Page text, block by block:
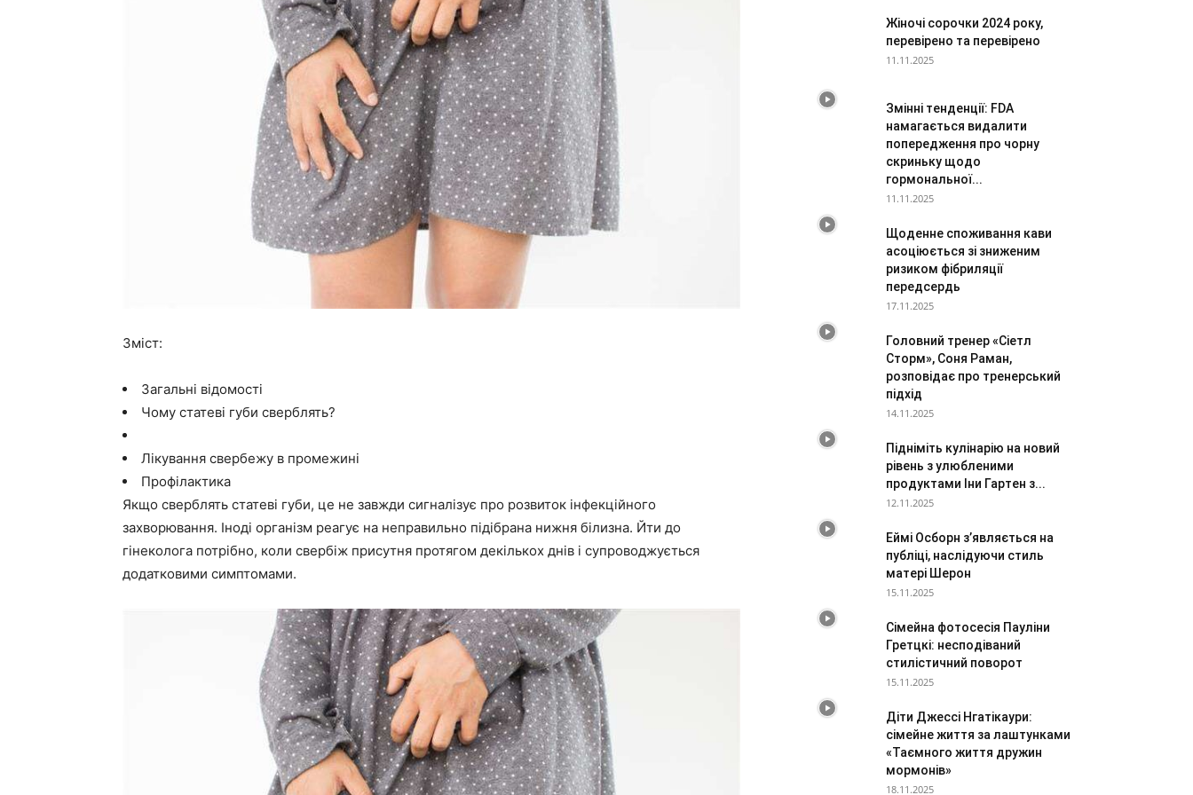
Зміст:
Загальні відомості
Чому статеві губи сверблять?
Лікування свербежу в промежині
Профілактика
Якщо сверблять статеві губи, це не завжди сигналізує про розвиток інфекційного
захворювання. Іноді організм реагує на неправильно підібрана нижня білизна. Йти до
гінеколога потрібно, коли свербіж присутня протягом декількох днів і супроводжується
додатковими симптомами.
Жіночі сорочки 2024 року,
перевірено та перевірено
11.11.2025
Змінні тенденції: FDA
намагається видалити
попередження про чорну
скриньку щодо
гормональної...
11.11.2025
Щоденне споживання кави
асоціюється зі зниженим
ризиком фібриляції
передсердь
17.11.2025
Головний тренер «Сіетл
Сторм», Соня Раман,
розповідає про тренерський
підхід
14.11.2025
Підніміть кулінарію на новий
рівень з улюбленими
продуктами Іни Гартен з...
12.11.2025
Еймі Осборн з’являється на
публіці, наслідуючи стиль
матері Шерон
15.11.2025
Сімейна фотосесія Пауліни
Гретцкі: несподіваний
стилістичний поворот
15.11.2025
Діти Джессі Нгатікаури:
сімейне життя за лаштунками
«Таємного життя дружин
мормонів»
18.11.2025